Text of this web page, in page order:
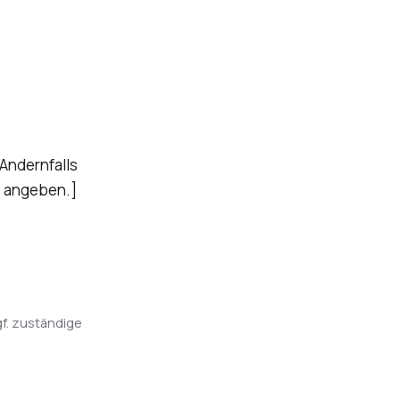
angeben.]
zuständige